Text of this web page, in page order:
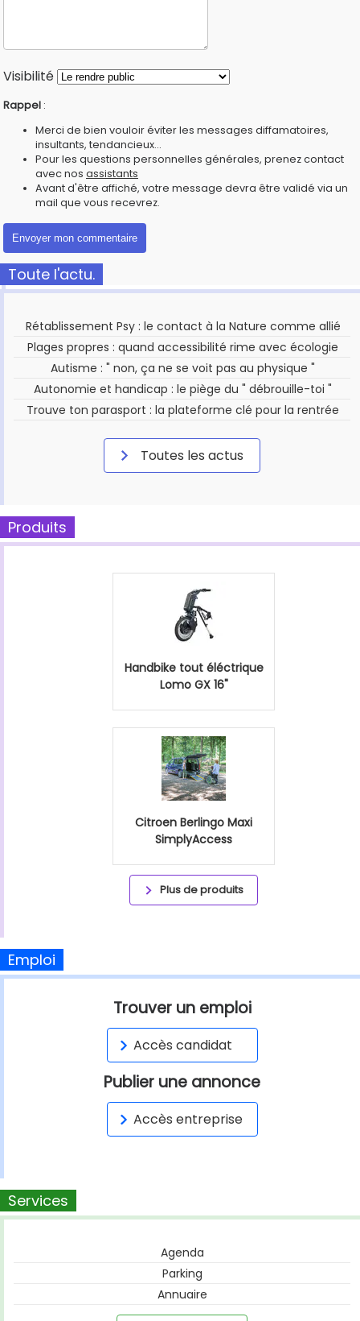
Visibilité
Rappel :
Merci de bien vouloir éviter les messages diffamatoires,
insultants, tendancieux...
Pour les questions personnelles générales, prenez contact
avec nos assistants
Avant d'être affiché, votre message devra être validé via un
mail que vous recevrez.
Toute l'actu.
Rétablissement Psy : le contact à la Nature comme allié
Plages propres : quand accessibilité rime avec écologie
Autisme : " non, ça ne se voit pas au physique "
Autonomie et handicap : le piège du " débrouille-toi "
Trouve ton parasport : la plateforme clé pour la rentrée
Toutes les actus
Produits
Handbike tout éléctrique
Lomo GX 16"
Citroen Berlingo Maxi
SimplyAccess
Plus de produits
Emploi
Trouver un emploi
Accès candidat
Publier une annonce
Accès entreprise
Services
Agenda
Parking
Annuaire